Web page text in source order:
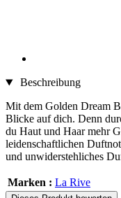
Beschreibung
Mit dem Golden Dream
Blicke auf dich. Denn
du Haut und Haar mehr
leidenschaftlichen
und unwiderstehliches
Marken : La Rive